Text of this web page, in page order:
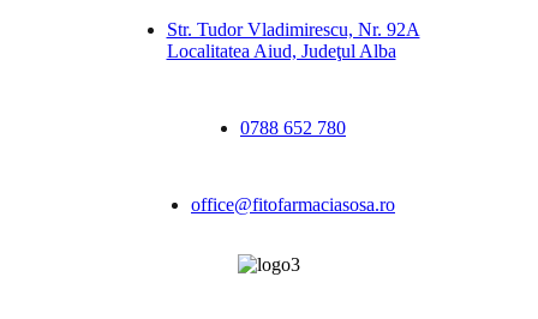
Str. Tudor Vladimirescu, Nr. 92A
Localitatea Aiud, Judeţul Alba
0788 652 780
office@fitofarmaciasosa.ro